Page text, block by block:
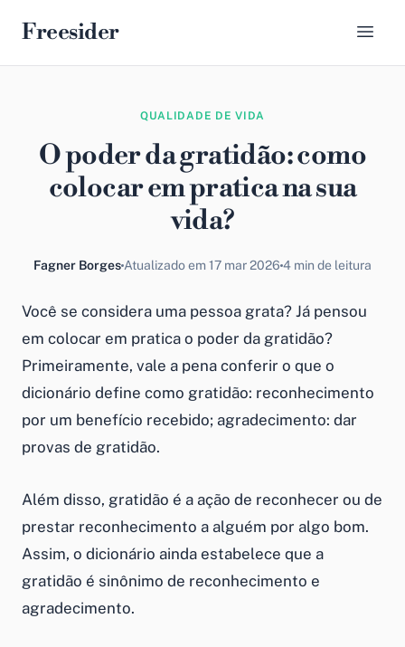
Freesider
QUALIDADE DE VIDA
O poder da gratidão: como
colocar em pratica na sua
vida?
Fagner Borges Atualizado em 17 mar 2026 4 min de leitura
Você se considera uma pessoa grata? Já pensou
em colocar em pratica o poder da gratidão?
Primeiramente, vale a pena conferir o que o
dicionário define como gratidão: reconhecimento
por um benefício recebido; agradecimento: dar
provas de gratidão.
Além disso, gratidão é a ação de reconhecer ou de
prestar reconhecimento a alguém por algo bom.
Assim, o dicionário ainda estabelece que a
gratidão é sinônimo de reconhecimento e
agradecimento.